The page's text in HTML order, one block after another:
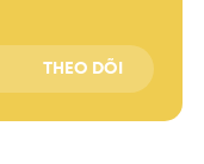
THEO DÕI